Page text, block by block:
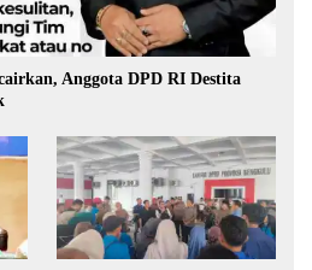
Anggota DPD RI Destita